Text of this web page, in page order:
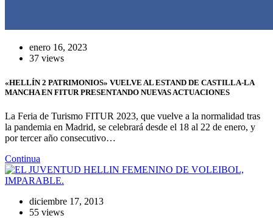
enero 16, 2023
37 views
«HELLÍN 2 PATRIMONIOS» VUELVE AL ESTAND DE CASTILLA-LA
MANCHA EN FITUR PRESENTANDO NUEVAS ACTUACIONES
La Feria de Turismo FITUR 2023, que vuelve a la normalidad tras
la pandemia en Madrid, se celebrará desde el 18 al 22 de enero, y
por tercer año consecutivo…
Continua
diciembre 17, 2013
55 views